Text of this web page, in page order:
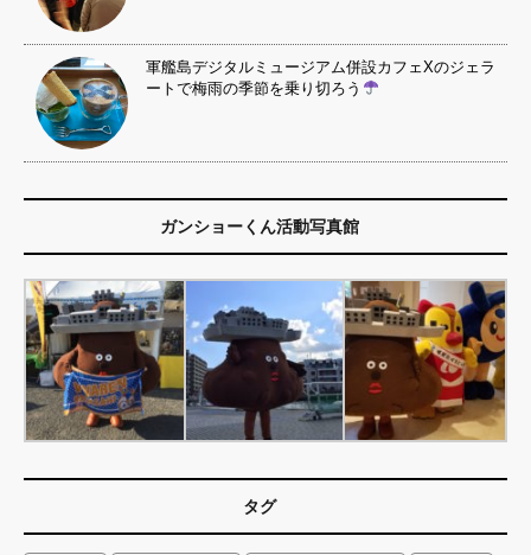
軍艦島デジタルミュージアム併設カフェXのジェラ
ートで梅雨の季節を乗り切ろう
ガンショーくん活動写真館
タグ